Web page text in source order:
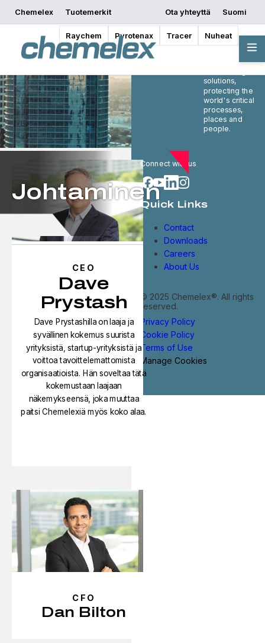
Chemelex Tuotemerkit
Raychem Pyrotenax Tracer Nuheat
Ota yhteyttä Suomi
Johtaminen
CEO
Dave
Prystash
Dave Prystashilla on laaja ja
syvällinen kokemus suurista
yrityksistä, startup-yrityksistä ja
voittoa tavoittelemattomista
organisaatioista. Hän soveltaa tätä
kokemustaan laajaan
näkemykseensä, joka muuttaa
paitsi Chemelexiä myös koko alaa.
CFO
Dan Bilton
Chemelex is a
global leader in
electric thermal
solutions,
protecting the
world's critical
processes,
places and
people.
Connect with us
Quick Links
Contact
Downloads
Careers
About Us
© 2025 Chemelex®. All rights
reserved.
Privacy Policy
Cookie Policy
Terms of Use
Manage Cookies